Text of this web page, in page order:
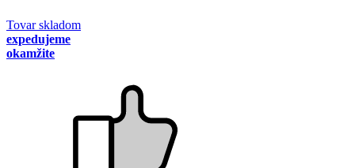
Tovar skladom
expedujeme
okamžite